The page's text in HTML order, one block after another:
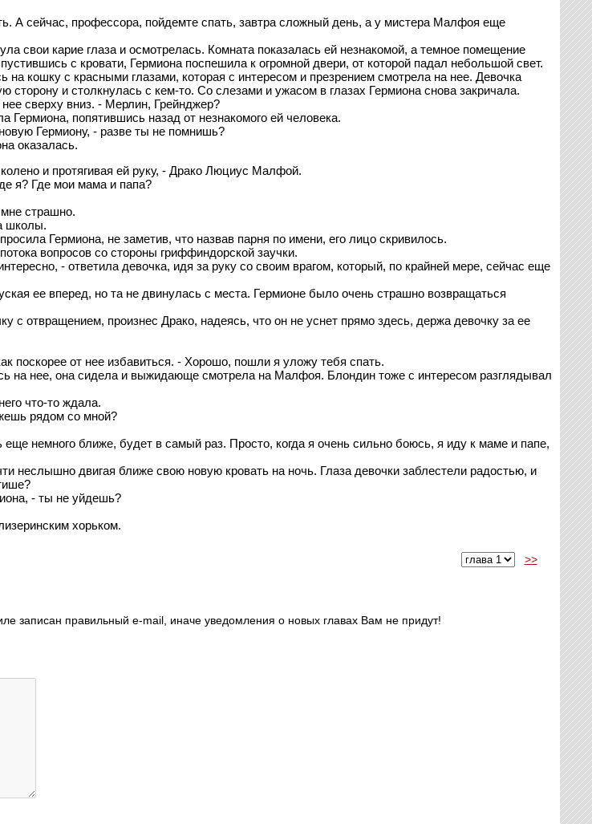
А сейчас, профессора, пойдемте спать, завтра сложный день, а у мистера Малфоя еще
свои карие глаза и осмотрелась. Комната показалась ей незнакомой, а темное помещение
с кровати, Гермиона поспешила к огромной двери, от которой падал небольшой свет.
кошку с красными глазами, которая с интересом и презрением смотрела на нее. Девочка
сторону и столкнулась с кем-то. Со слезами и ужасом в глазах Гермиона снова закричала.
сверху вниз. - Мерлин, Грейнджер?
попятившись назад от незнакомого ей человека.
Гермиону, - разве ты не помнишь?
оказалась.
и протягивая ей руку, - Драко Люциус Малфой.
я? Где мои мама и папа?
страшно.
школы.
Гермиона, не заметив, что назвав парня по имени, его лицо скривилось.
вопросов со стороны гриффиндорской заучки.
- ответила девочка, идя за руку со своим врагом, который, по крайней мере, сейчас еще
ее вперед, но та не двинулась с места. Гермионе было очень страшно возвращаться
с отвращением, произнес Драко, надеясь, что он не уснет прямо здесь, держа девочку за ее
поскорее от нее избавиться. - Хорошо, пошли я уложу тебя спать.
на нее, она сидела и выжидающе смотрела на Малфоя. Блондин тоже с интересом разглядывал
что-то ждала.
рядом со мной?
немного ближе, будет в самый раз. Просто, когда я очень сильно боюсь, я иду к маме и папе,
неслышно двигая ближе свою новую кровать на ночь. Глаза девочки заблестели радостью, и
- ты не уйдешь?
хорьком.
>>
записан правильный e-mail, иначе уведомления о новых главах Вам не придут!